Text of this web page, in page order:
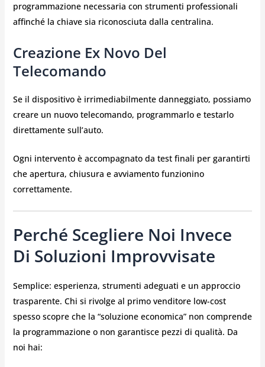
programmazione necessaria con strumenti professionali
affinché la chiave sia riconosciuta dalla centralina.
Creazione Ex Novo Del
Telecomando
Se il dispositivo è irrimediabilmente danneggiato, possiamo
creare un nuovo telecomando, programmarlo e testarlo
direttamente sull’auto.
Ogni intervento è accompagnato da test finali per garantirti
che apertura, chiusura e avviamento funzionino
correttamente.
Perché Scegliere Noi Invece
Di Soluzioni Improvvisate
Semplice: esperienza, strumenti adeguati e un approccio
trasparente. Chi si rivolge al primo venditore low-cost
spesso scopre che la “soluzione economica” non comprende
la programmazione o non garantisce pezzi di qualità. Da
noi hai: